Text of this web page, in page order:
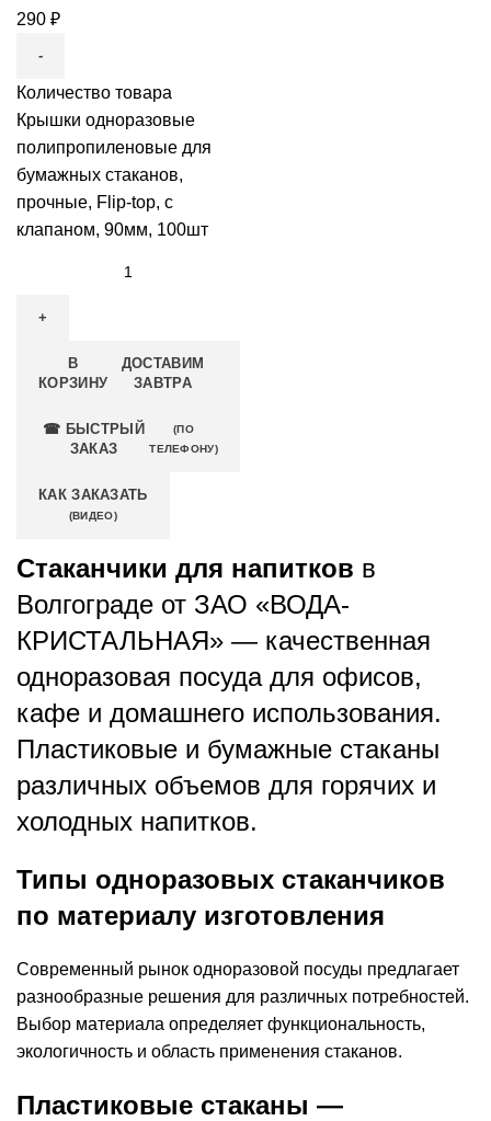
290 ₽
Количество товара
Крышки одноразовые
полипропиленовые для
бумажных стаканов,
прочные, Flip-top, c
клапаном, 90мм, 100шт
В
КОРЗИНУ
ДОСТАВИМ
ЗАВТРА
☎ БЫСТРЫЙ
ЗАКАЗ
(ПО
ТЕЛЕФОНУ)
КАК ЗАКАЗАТЬ
(ВИДЕО)
Стаканчики для напитков в
Волгограде от ЗАО «ВОДА-
КРИСТАЛЬНАЯ» — качественная
одноразовая посуда для офисов,
кафе и домашнего использования.
Пластиковые и бумажные стаканы
различных объемов для горячих и
холодных напитков.
Типы одноразовых стаканчиков
по материалу изготовления
Современный рынок одноразовой посуды предлагает
разнообразные решения для различных потребностей.
Выбор материала определяет функциональность,
экологичность и область применения стаканов.
Пластиковые стаканы —